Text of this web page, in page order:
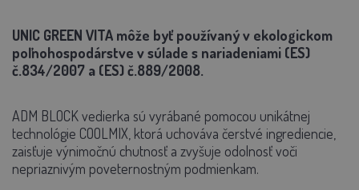
UNIC GREEN VITA môže byť používaný v ekologickom
poľnohospodárstve v súlade s nariadeniami (ES)
č.834/2007 a (ES) č.889/2008.
ADM BLOCK vedierka sú vyrábané pomocou unikátnej
technológie COOLMIX, ktorá uchováva čerstvé ingrediencie,
zaisťuje výnimočnú chutnosť a zvyšuje odolnosť voči
nepriaznivým poveternostným podmienkam.